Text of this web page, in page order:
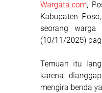
Wargata.com,
Kabupaten
seorang warga
(10/11/2025)
Temuan itu
karena
mengira benda